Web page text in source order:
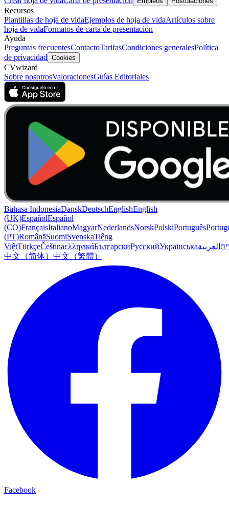
Recursos
Plantillas de hoja de vidaEjemplos de hoja de vidaArtículos sobre
hoja de vidaFormatos de carta de presentación
Ayuda
Preguntas frecuentesContactoTarifasCondiciones generalesPolítica
de privacidad Cookies
CVwizard
Sobre nosotrosValoracionesGuías Editoriales
Bahasa IndonesiaDanskDeutschEnglishEnglish
(UK)EspañolEspañol
(CO)FrançaisItalianoMagyarNederlandsNorskPolskiPortuguês
(PT)RomânăSuomiSvenskaTiếng
ViệtTürkçeČeštinaελληνικάБългарскиРусскийУкраїнськаالعربية
中文（简体） 中文（繁體）
Facebook